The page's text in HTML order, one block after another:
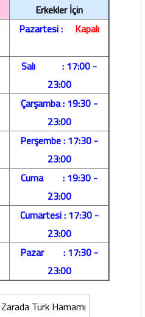
Erkekler İçin
Pazartesi : Kapalı
Salı : 17:00 -
23:00
Çarşamba : 19:30 -
23:00
Perşembe : 17:30 -
23:00
Cuma : 19:30 -
23:00
Cumartesi : 17:30 -
23:00
Pazar : 17:30 -
23:00
Zarada Türk Hamamı